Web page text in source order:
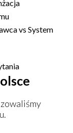
vs System